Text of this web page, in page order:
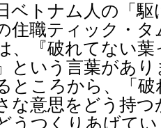
ベトナム人の「
住職ティック・
、『破れてない
という言葉があ
ところから、「
な意思をどう持
うつくりあげて